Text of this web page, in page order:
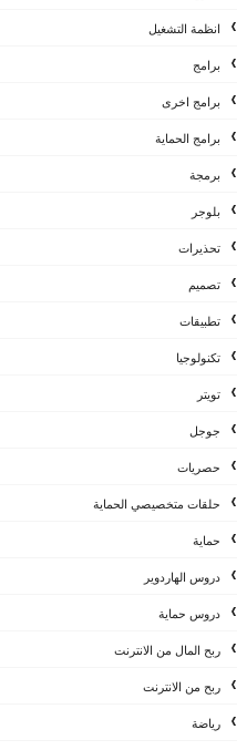
انظمة التشغيل
برامج
برامج اخرى
برامج الحماية
برمجة
بلوجر
تحذيرات
تصميم
تطبيقات
تكنولوجيا
تويتر
جوجل
حصريات
حلقات متخصيصي الحماية
حماية
دروس الهاردوير
دروس حماية
ربح المال من الانترنت
ربح من الانترنت
رياضة